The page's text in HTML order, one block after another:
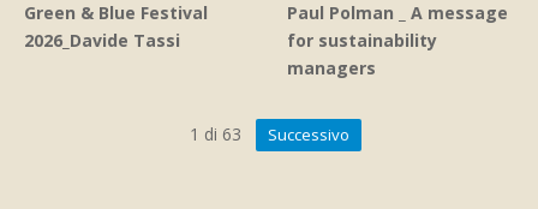
Green & Blue Festival
2026_Davide Tassi
Paul Polman _ A message
for sustainability
managers
1 di 63 Successivo